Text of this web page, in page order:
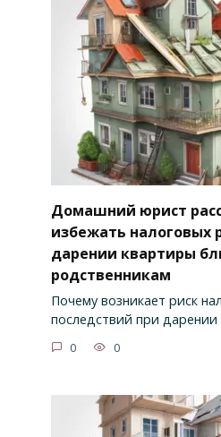
Домашний юрист
избежать налоговых
дарении квартиры
родственникам
Почему возникает риск
последствий при дарении
0 0